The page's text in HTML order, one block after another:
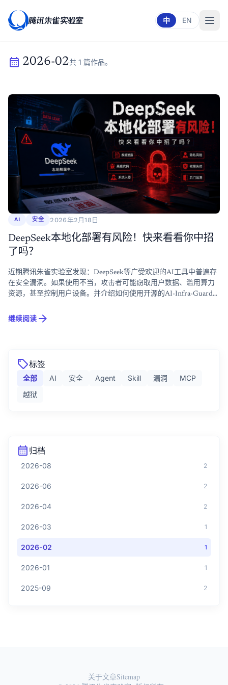
腾讯朱雀实验室 中 EN
calendar_month 2026-02共 1 篇作品。
AI 安全 2026年2月18日
DeepSeek本地化部署有风险！快来看看你中招
了吗？
近期腾讯朱雀实验室发现：DeepSeek等广受欢迎的AI工具中普遍存
在安全漏洞。如果使用不当，攻击者可能窃取用户数据、滥用算力
资源，甚至控制用户设备。并介绍如何使用开源的AI-Infra-Guard一
继续阅读 arrow_forward
sell标签
全部 AI 安全 Agent Skill 漏洞
MCP
越狱
calendar_month 归档
2026-08 2
2026-06 2
2026-04 2
2026-03 1
2026-02 1
2026-01 1
2025-09 2
关于文章Sitemap